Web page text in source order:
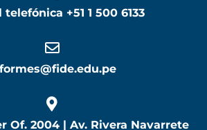
telefónica +51 1 500 6133
Of. 2004 | Av. Rivera Navarrete